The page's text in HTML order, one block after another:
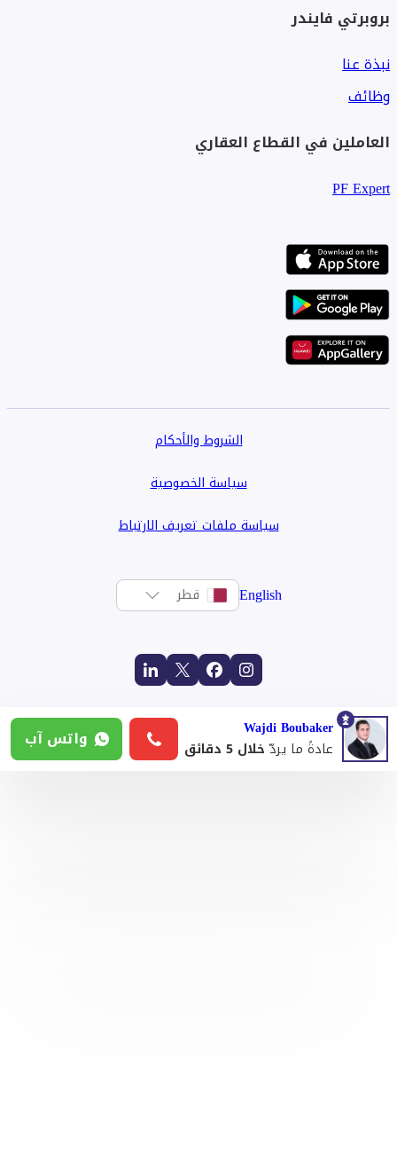
بروبرتي فايندر
نبذة عنا
وظائف
العاملين في القطاع العقاري
PF Expert
الشروط والأحكام
سياسة الخصوصية
سياسة ملفات تعريف الارتباط
English قطر
Wajdi Boubaker
عادةً ما يردّخلال 5 دقائق واتس آب